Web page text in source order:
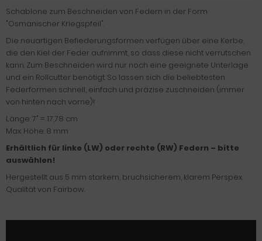
Schablone zum Beschneiden von Federn in der Form
"Osmanischer Kriegspfeil".
Die neuartigen Befiederungsformen verfügen über eine Kerbe,
die den Kiel der Feder aufnimmt, so dass diese nicht verrutschen
kann. Zum Beschneiden wird nur noch eine geeignete Unterlage
und ein Rollcutter benötigt. So lassen sich die beliebtesten
Federformen schnell, einfach und präzise zuschneiden (immer
von hinten nach vorne)!
Länge: 7" = 17,78 cm
Max. Höhe: 8 mm
Erhältlich für linke (LW) oder rechte (RW) Federn – bitte
auswählen!
Hergestellt aus 5 mm starkem, bruchsicherem, klarem Perspex.
Qualität von Fairbow.